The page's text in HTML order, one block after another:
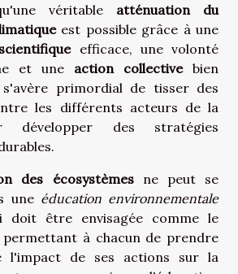
véritable atténuation du
est possible grâce à une
efficace, une volonté
et une action collectivebien
primordial de tisser des
les différents acteurs de la
développer des stratégies
des écosystèmesne peut se
une éducation environnementale
doit être envisagée comme le
à chacun de prendre
l'impact de ses actions sur la